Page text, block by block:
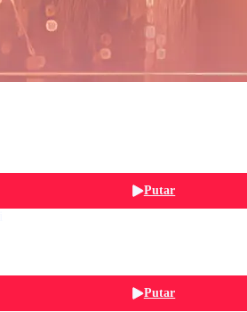
Putar
Putar